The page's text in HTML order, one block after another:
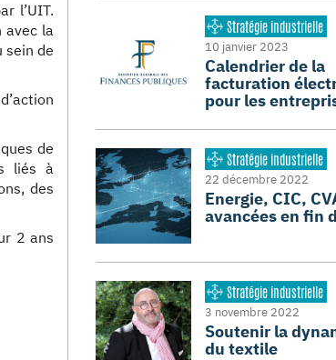
l’UIT.
avec la
sein de
de
liés à
des
2 ans
Stratégie industrielle
10 janvier 2023
Calendrier de la
facturation
pour les
Stratégie industrielle
22 décembre 2022
Energie, CIC,
avancées en fin
Stratégie industrielle
3 novembre 2022
Soutenir la
du textile